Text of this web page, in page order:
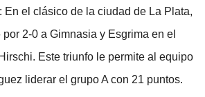
En el clásico de la ciudad de La Plata,
2-0 a Gimnasia y Esgrima en el
Este triunfo le permite al equipo
liderar el grupo A con 21 puntos.